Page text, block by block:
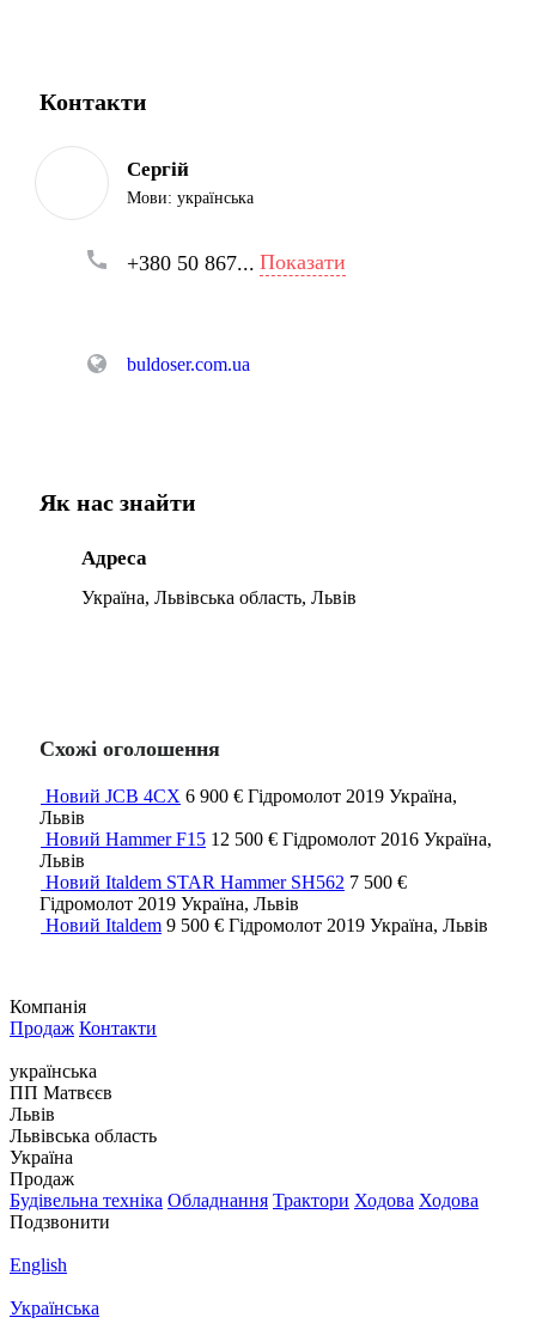
Контакти
Сергій
Мови: українська
+380 50 867... Показати
buldoser.com.ua
Як нас знайти
Адреса
Україна, Львівська область, Львів
Схожі оголошення
Новий JCB 4CX 6 900 € Гідромолот 2019 Україна,
Львів
Новий Hammer F15 12 500 € Гідромолот 2016 Україна,
Львів
Новий Italdem STAR Hammer SH562 7 500 €
Гідромолот 2019 Україна, Львів
Новий Italdem 9 500 € Гідромолот 2019 Україна, Львів
Компанія
Продаж Контакти
українська
ПП Матвєєв
Львів
Львівська область
Україна
Продаж
Будівельна техніка Обладнання Трактори Ходова Ходова
Подзвонити
English
Українська